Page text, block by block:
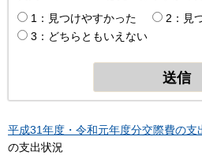
1：見つけやすかった
2：見
3：どちらともいえない
平成31年度・令和元年度分交際費の支
の支出状況